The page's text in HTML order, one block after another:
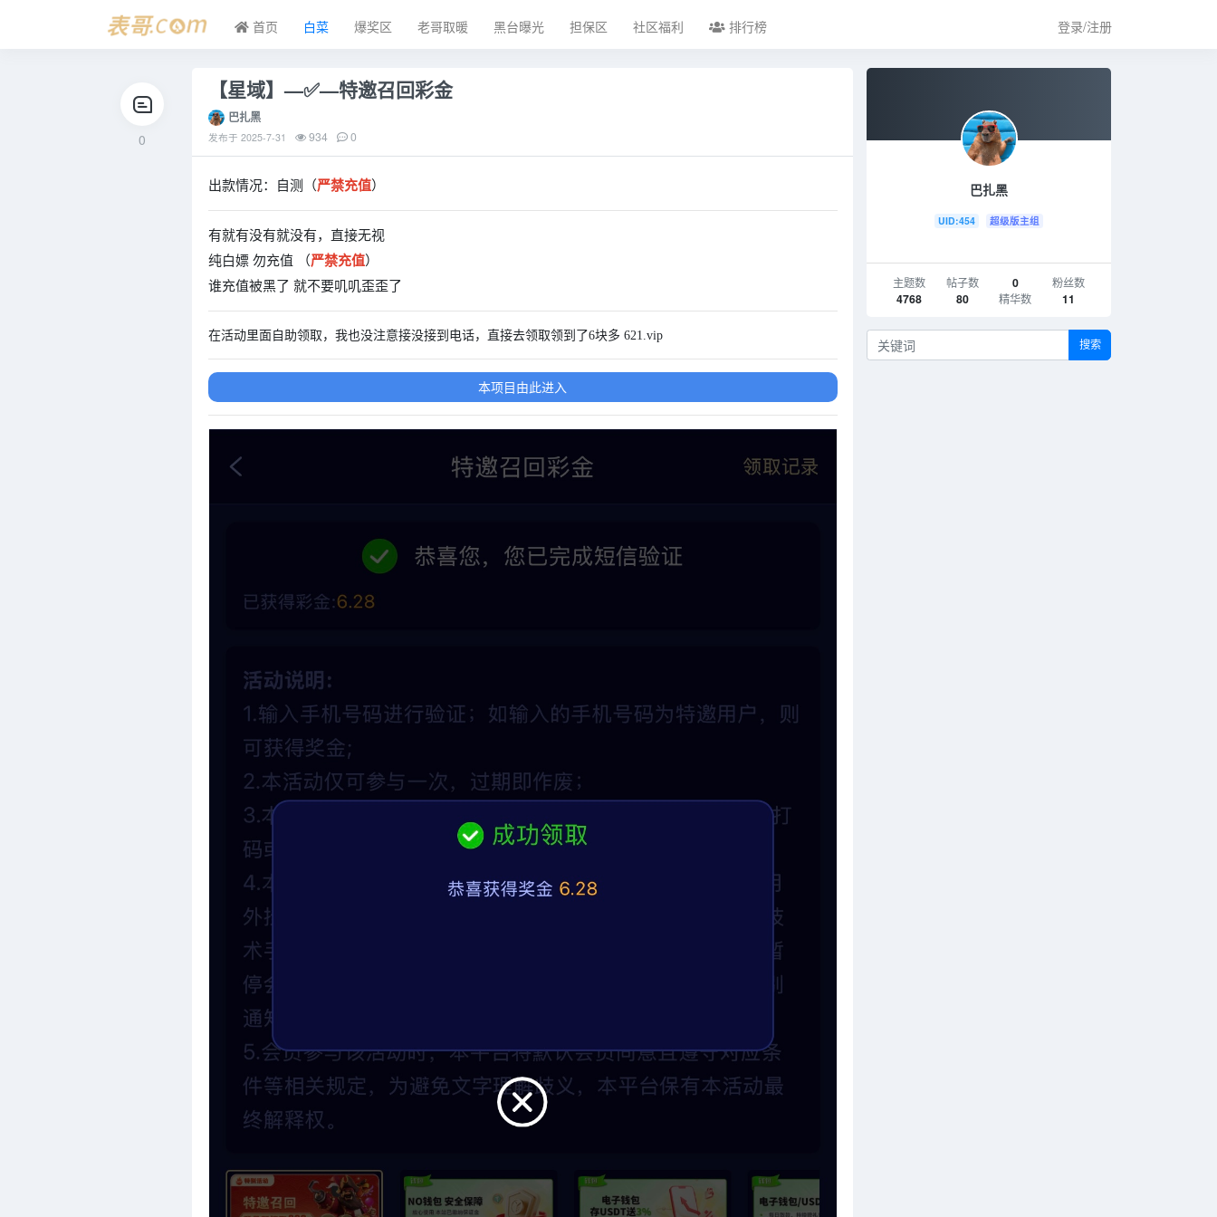
首页 白菜 爆奖区 老哥取暖 黑台曝光 担保区 社区福利 排行榜 登录/注册
0
【星域】—✅—特邀召回彩金
巴扎黑
发布于 2025-7-31 934 0
出款情况：自测（严禁充值）
有就有没有就没有，直接无视
纯白嫖 勿充值 （严禁充值）
谁充值被黑了 就不要叽叽歪歪了
在活动里面自助领取，我也没注意接没接到电话，直接去领取领到了6块多 621.vip
本项目由此进入
巴扎黑
UID:454 超级版主组
主题数
4768
帖子数
80
0
精华数
粉丝数
11
搜索